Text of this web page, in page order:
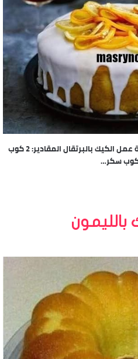
طريقة عمل الكيك بالبرتقال طريقة عمل الكيك بالبرتقال المقادير: 2 كوب